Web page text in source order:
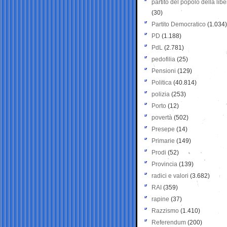
partito del popolo della
(30)
Partito Democratico (1.034)
PD (1.188)
PdL (2.781)
pedofilia (25)
Pensioni (129)
Politica (40.814)
polizia (253)
Porto (12)
povertà (502)
Presepe (14)
Primarie (149)
Prodi (52)
Provincia (139)
radici e valori (3.682)
RAI (359)
rapine (37)
Razzismo (1.410)
Referendum (200)